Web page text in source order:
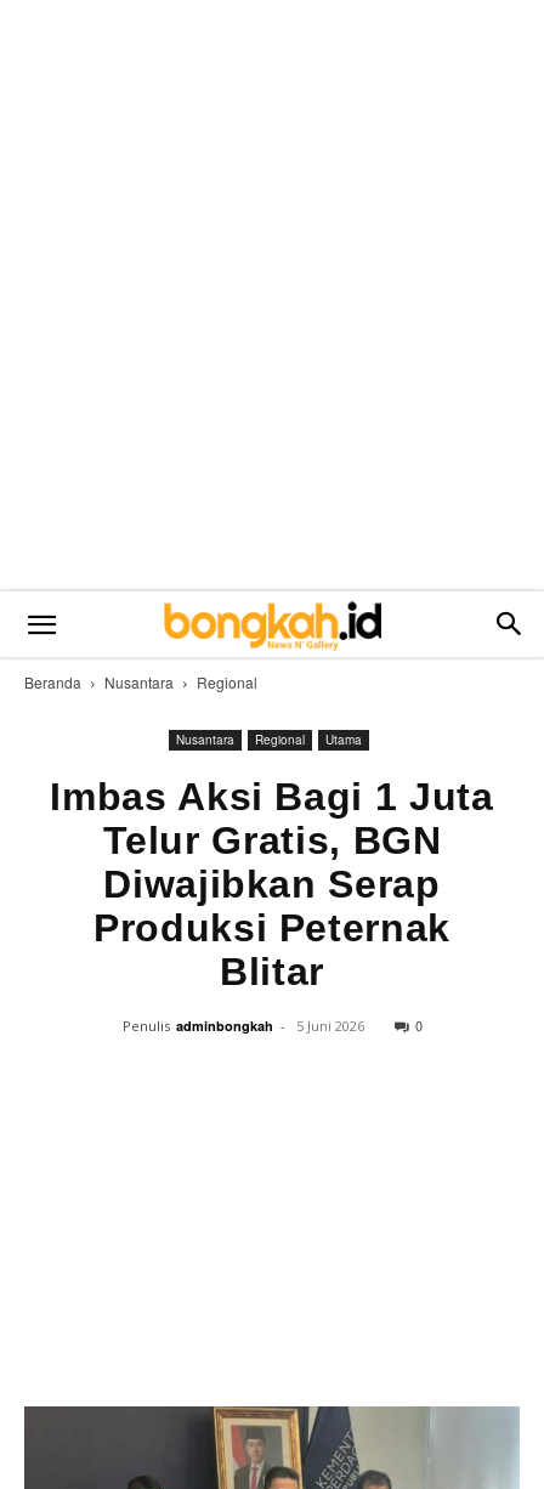
Beranda Nusantara Regional
Nusantara Regional Utama
Imbas Aksi Bagi 1 Juta
Telur Gratis, BGN
Diwajibkan Serap
Produksi Peternak
Blitar
Penulis adminbongkah - 5 Juni 2026 0